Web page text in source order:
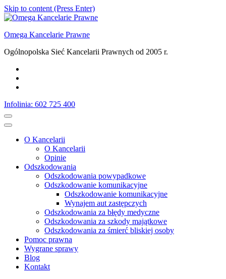
Skip to content (Press Enter)
Omega Kancelarie Prawne
Ogólnopolska Sieć Kancelarii Prawnych od 2005 r.
Infolinia: 602 725 400
O Kancelarii
O Kancelarii
Opinie
Odszkodowania
Odszkodowania powypadkowe
Odszkodowanie komunikacyjne
Odszkodowanie komunikacyjne
Wynajem aut zastępczych
Odszkodowania za błędy medyczne
Odszkodowania za szkody majątkowe
Odszkodowania za śmierć bliskiej osoby
Pomoc prawna
Wygrane sprawy
Blog
Kontakt